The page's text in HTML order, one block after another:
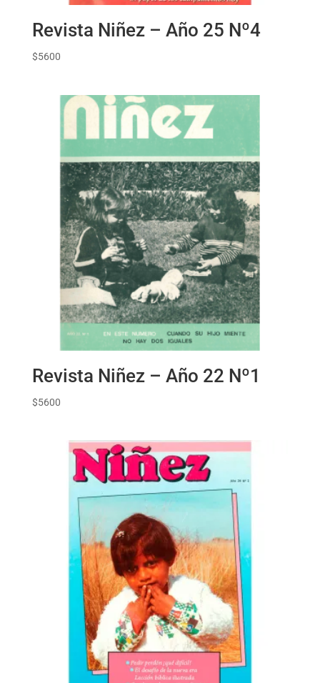
Revista Niñez – Año 25 Nº4
$5600
Revista Niñez – Año 22 Nº1
$5600